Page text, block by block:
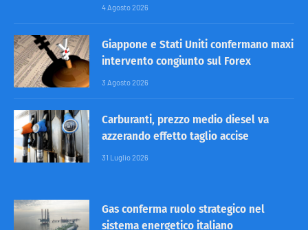
4 Agosto 2026
Giappone e Stati Uniti confermano maxi
intervento congiunto sul Forex
3 Agosto 2026
Carburanti, prezzo medio diesel va
azzerando effetto taglio accise
31 Luglio 2026
Gas conferma ruolo strategico nel
sistema energetico italiano